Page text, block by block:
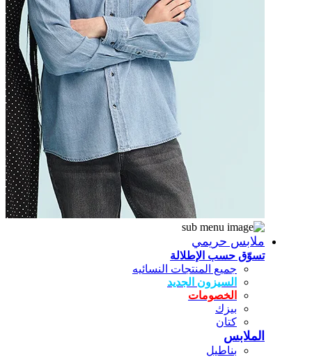
ملابس حريمي
تسوّق حسب الإطلالة
جميع المنتجات النسائيه
السيزون الجديد
الخصومات
بيزك
كتان
الملابس
بناطيل